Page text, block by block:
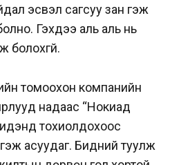
эсвэл сагсуу зан гэж
Гэхдээ аль аль нь
болохгүй.
томоохон компанийн
надаас “Нокиад
тохиолдохоос
асуудаг. Бидний туулж